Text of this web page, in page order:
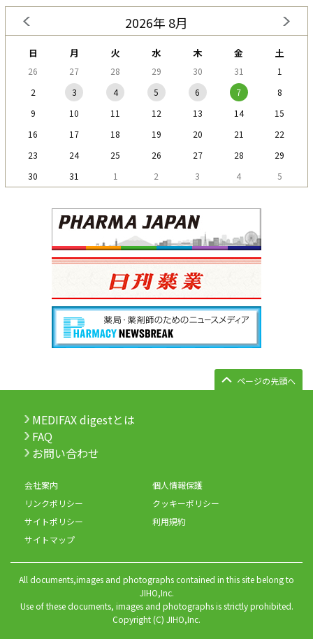
2026年 8月
日 月 火 水 木 金 土
26 27 28 29 30 31
1
2
3 4 5 6 7
8
9
10 11 12 13 14
15
16
17 18 19 20 21
22
23
24 25 26 27 28
29
30
31 1 2 3 4 5
ページの先頭へ
MEDIFAX digestとは
FAQ
お問い合わせ
会社案内
個人情報保護
リンクポリシー
クッキーポリシー
サイトポリシー
利用規約
サイトマップ
All documents,images and photographs contained in this site belong to
JIHO,Inc.
Use of these documents, images and photographs is strictly prohibited.
Copyright (C) JIHO,Inc.